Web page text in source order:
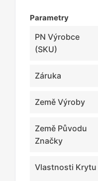
Parametry
PN Výrobce
(SKU)
Záruka
Země Výroby
Země Původu
Značky
Vlastnosti Krytu